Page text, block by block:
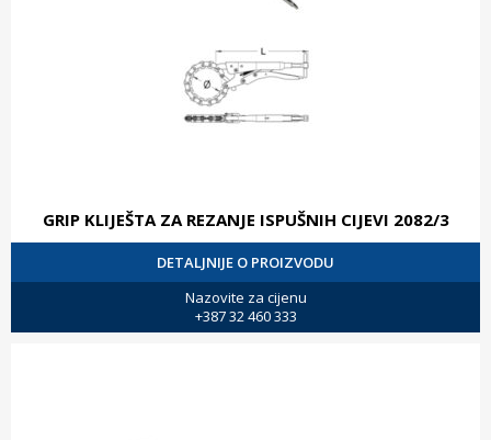
GRIP KLIJEŠTA ZA REZANJE ISPUŠNIH CIJEVI 2082/3
DETALJNIJE O PROIZVODU
Nazovite za cijenu
+387 32 460 333